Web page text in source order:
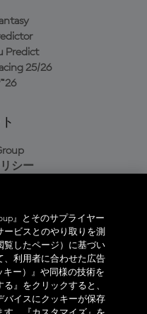
Predict
25/26
シー
リシー
ー
アプリ
』とそのサプライヤー
ビスとのやり取りを測
覧したページ）に基づい
、利用者に合わせた広告
キー）』や同様の技術を
』をクリックすると、
バイスにクッキーが保存